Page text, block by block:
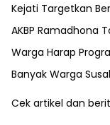
Kejati Targetkan
AKBP Ramadhona
Warga Harap
Banyak Warga
Cek artikel dan